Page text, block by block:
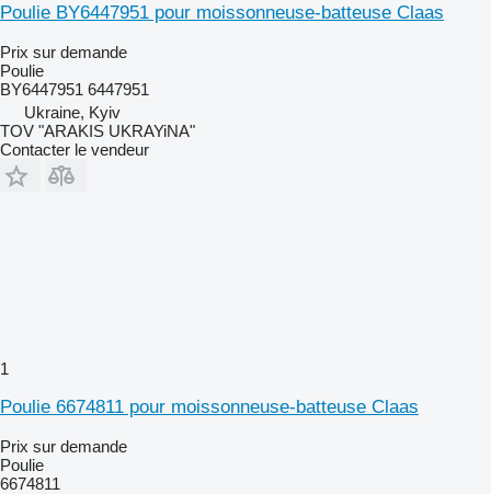
Poulie BY6447951 pour moissonneuse-batteuse Claas
Prix sur demande
Poulie
BY6447951 6447951
Ukraine, Kyiv
TOV "ARAKIS UKRAYiNA"
Contacter le vendeur
1
Poulie 6674811 pour moissonneuse-batteuse Claas
Prix sur demande
Poulie
6674811